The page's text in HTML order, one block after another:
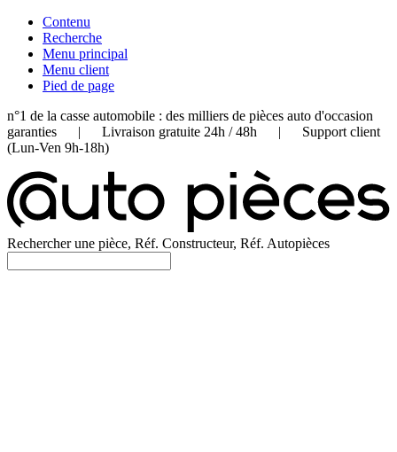
Contenu
Recherche
Menu principal
Menu client
Pied de page
n°1 de la casse automobile : des milliers de pièces auto d'occasion
garanties | Livraison gratuite 24h / 48h | Support client
(Lun-Ven 9h-18h)
Rechercher une pièce, Réf. Constructeur, Réf. Autopièces